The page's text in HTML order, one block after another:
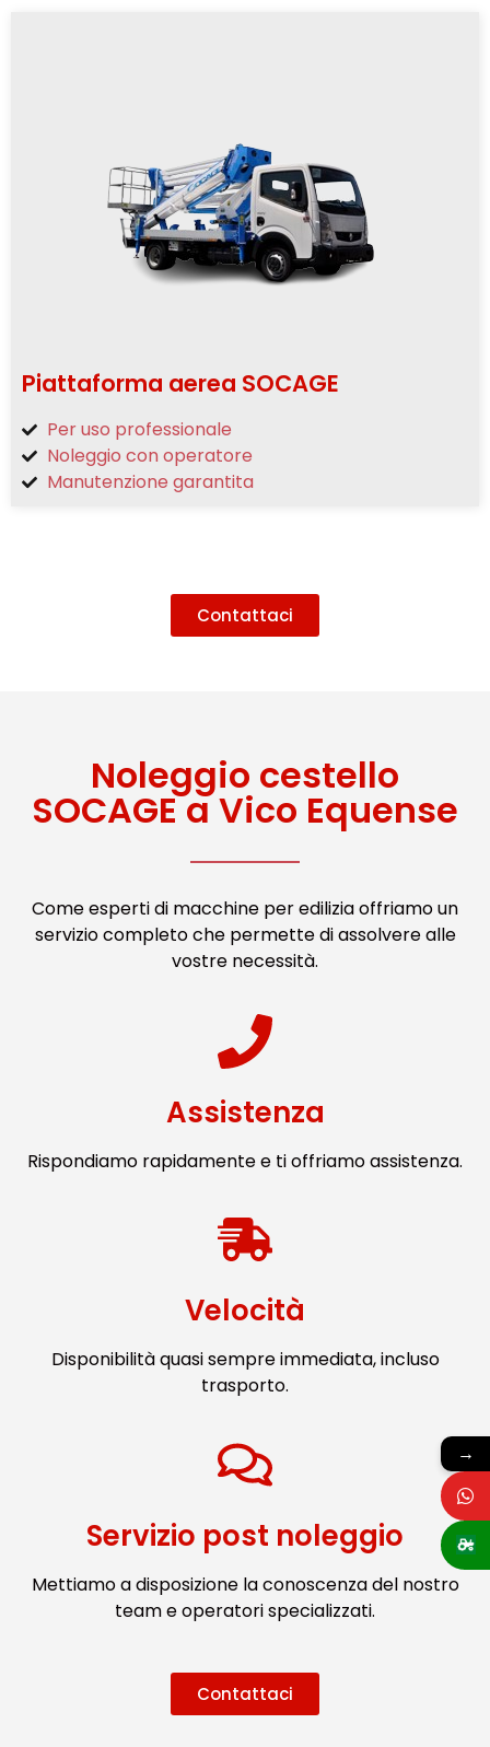
Piattaforma aerea SOCAGE
Per uso professionale
Noleggio con operatore
Manutenzione garantita
Contattaci
Noleggio cestello
SOCAGE a Vico Equense
Come esperti di macchine per edilizia offriamo un
servizio completo che permette di assolvere alle
vostre necessità.
Assistenza
Rispondiamo rapidamente e ti offriamo assistenza.
Velocità
Disponibilità quasi sempre immediata, incluso
trasporto.
Servizio post noleggio
Mettiamo a disposizione la conoscenza del nostro
team e operatori specializzati.
Contattaci
→